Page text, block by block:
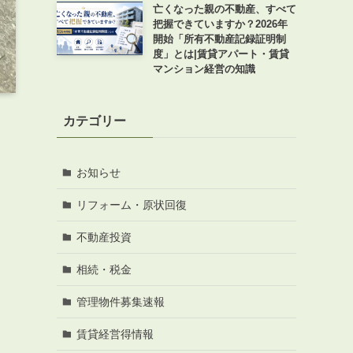
亡くなった親の不動産、すべて
把握できていますか？2026年
開始「所有不動産記録証明制
度」とは|賃貸アパート・賃貸
マンション経営の知識
カテゴリー
お知らせ
リフォーム・原状回復
不動産投資
相続・税金
管理物件募集速報
賃貸経営得情報